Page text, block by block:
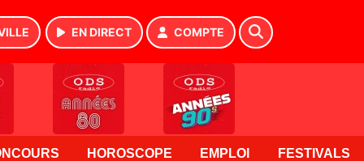
EN DIRECT COMPTE
HOROSCOPE EMPLOI FESTIVALS